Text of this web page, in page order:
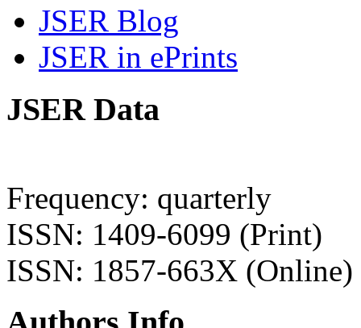
JSER Blog
JSER in ePrints
JSER Data
Frequency: quarterly
ISSN: 1409-6099 (Print)
ISSN: 1857-663X (Online)